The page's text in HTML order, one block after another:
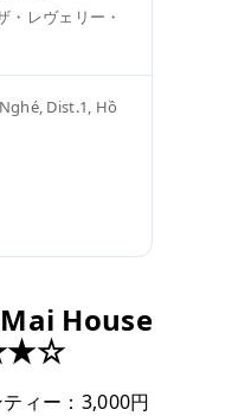
・レヴェリー・
Dist.1, Hồ
House
ィー：3,000円